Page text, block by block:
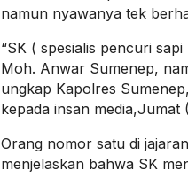
namun nyawanya tek
“SK ( spesialis pencuri
Moh. Anwar Sumenep,
ungkap Kapolres
kepada insan media,Jumat
Orang nomor satu di
menjelaskan bahwa SK